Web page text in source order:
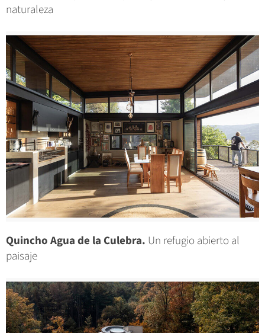
naturaleza
Quincho Agua de la Culebra. Un refugio abierto al
paisaje